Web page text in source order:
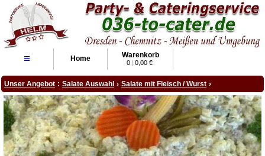
≡ Home Warenkorb
0 | 0,00 €
Unser Angebot : Salate Auswahl › Salate mit Fleisch / Wurst ›